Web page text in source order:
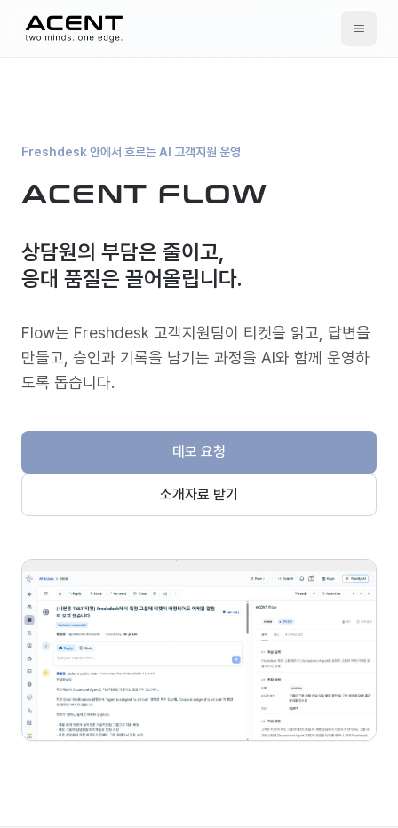
ACENT
Freshdesk 안에서 흐르는 AI 고객지원 운영
ACENT FLOW
상담원의 부담은 줄이고,
응대 품질은 끌어올립니다.
Flow는 Freshdesk 고객지원팀이 티켓을 읽고, 답변을
만들고, 승인과 기록을 남기는 과정을 AI와 함께 운영하
도록 돕습니다.
데모 요청
소개자료 받기